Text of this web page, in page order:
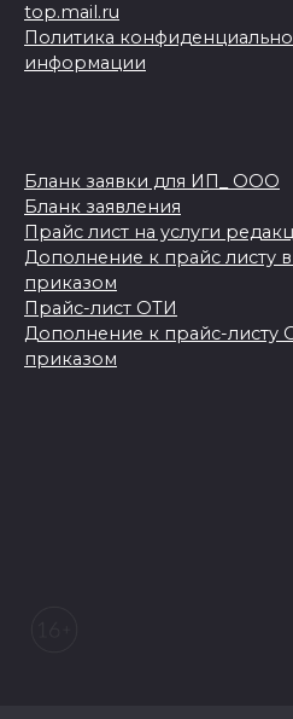
top.mail.ru
Политика
информации
Бланк заявки для ИП_ ООО
Бланк заявления
Прайс лист на услуги
Дополнение к прайс листу в
приказом
Прайс-лист ОТИ
Дополнение к прайс-листу
приказом